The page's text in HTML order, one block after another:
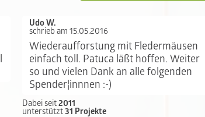
Udo W.
schrieb am 15.05.2016
Wiederaufforstung mit Fledermäusen
einfach toll. Patuca läßt hoffen. Weiter
so und vielen Dank an alle folgenden
Spender¦innnen :-)
Dabei seit2011
unterstützt31 Projekte